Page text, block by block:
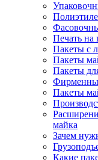
Печать на
Пакеты с
Пакеты
Пакеты
Пакеты
майка
Зачем
Какие